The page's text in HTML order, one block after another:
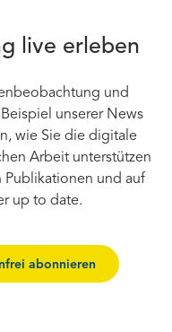
live erleben
und
unserer News
wie Sie die digitale
Arbeit unterstützen
Publikationen und auf
up to date.
abonnieren